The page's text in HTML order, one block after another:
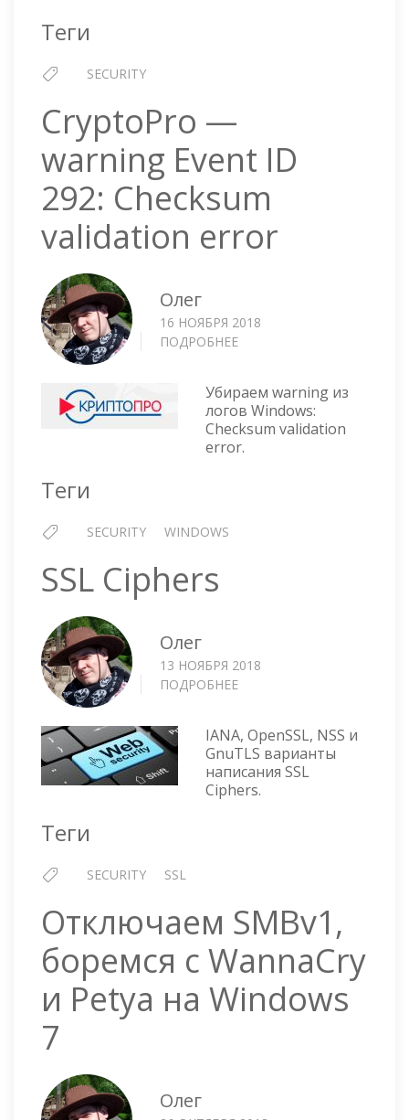
Теги
SECURITY
CryptoPro —
warning Event ID
292: Checksum
validation error
Олег
16 НОЯБРЯ 2018
ПОДРОБНЕЕ
WARNING
EVENT
ID
292:
Убираем warning из
логов Windows:
Checksum validation
error.
Теги
SECURITY WINDOWS
SSL Ciphers
Олег
13 НОЯБРЯ 2018
ПОДРОБНЕЕ
IANA, OpenSSL, NSS и
GnuTLS варианты
написания SSL
Ciphers.
Теги
SECURITY SSL
Отключаем SMBv1,
боремся с WannaCry
и Petya на Windows
7
Олег